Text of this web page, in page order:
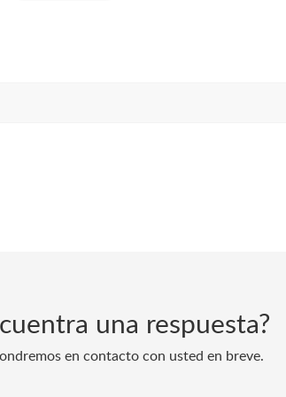
una respuesta?
en contacto con usted en breve.